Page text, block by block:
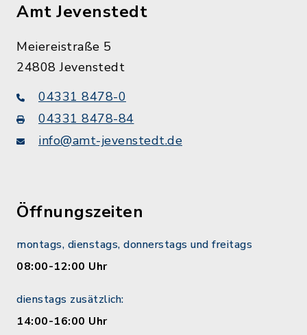
Amt Jevenstedt
Meiereistraße 5
24808 Jevenstedt
04331 8478-0
04331 8478-84
info@amt-jevenstedt.de
Öffnungszeiten
montags, dienstags, donnerstags und freitags
08:00-12:00 Uhr
dienstags zusätzlich:
14:00-16:00 Uhr